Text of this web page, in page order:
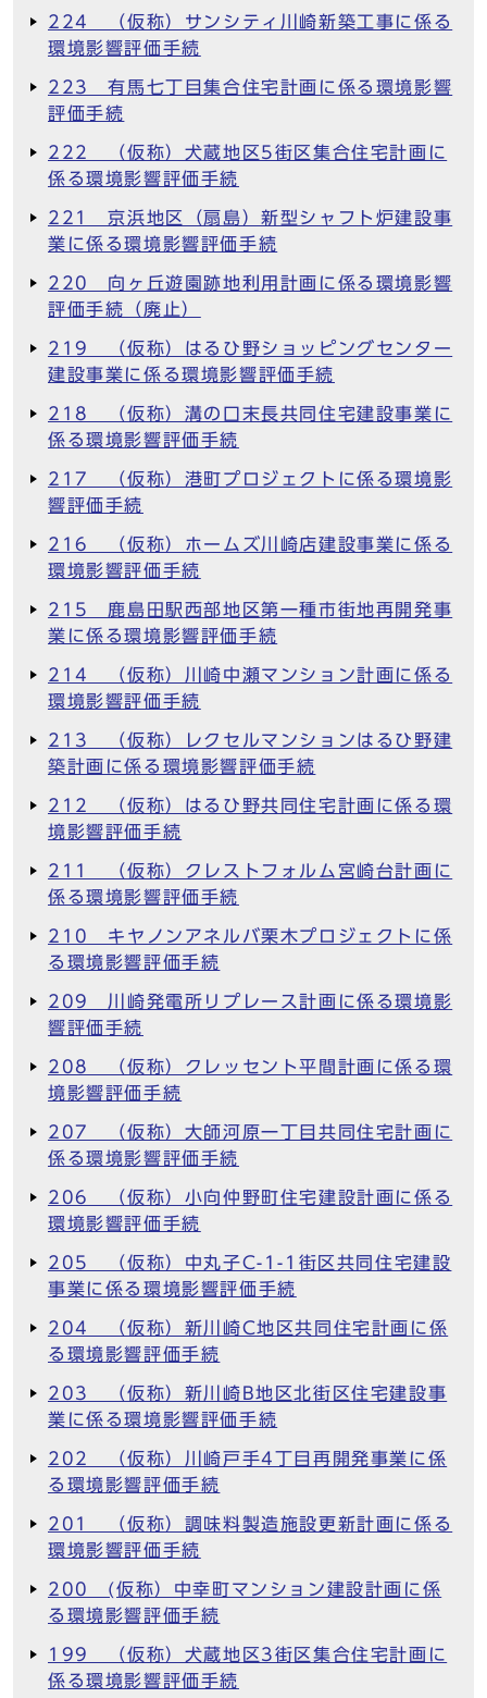
224 （仮称）サンシティ川崎新築工事に係る
環境影響評価手続
223 有馬七丁目集合住宅計画に係る環境影響
評価手続
222 （仮称）犬蔵地区5街区集合住宅計画に
係る環境影響評価手続
221 京浜地区（扇島）新型シャフト炉建設事
業に係る環境影響評価手続
220 向ヶ丘遊園跡地利用計画に係る環境影響
評価手続（廃止）
219 （仮称）はるひ野ショッピングセンター
建設事業に係る環境影響評価手続
218 （仮称）溝の口末長共同住宅建設事業に
係る環境影響評価手続
217 （仮称）港町プロジェクトに係る環境影
響評価手続
216 （仮称）ホームズ川崎店建設事業に係る
環境影響評価手続
215 鹿島田駅西部地区第一種市街地再開発事
業に係る環境影響評価手続
214 （仮称）川崎中瀬マンション計画に係る
環境影響評価手続
213 （仮称）レクセルマンションはるひ野建
築計画に係る環境影響評価手続
212 （仮称）はるひ野共同住宅計画に係る環
境影響評価手続
211 （仮称）クレストフォルム宮崎台計画に
係る環境影響評価手続
210 キヤノンアネルバ栗木プロジェクトに係
る環境影響評価手続
209 川崎発電所リプレース計画に係る環境影
響評価手続
208 （仮称）クレッセント平間計画に係る環
境影響評価手続
207 （仮称）大師河原一丁目共同住宅計画に
係る環境影響評価手続
206 （仮称）小向仲野町住宅建設計画に係る
環境影響評価手続
205 （仮称）中丸子C-1-1街区共同住宅建設
事業に係る環境影響評価手続
204 （仮称）新川崎C地区共同住宅計画に係
る環境影響評価手続
203 （仮称）新川崎B地区北街区住宅建設事
業に係る環境影響評価手続
202 （仮称）川崎戸手4丁目再開発事業に係
る環境影響評価手続
201 （仮称）調味料製造施設更新計画に係る
環境影響評価手続
200 (仮称）中幸町マンション建設計画に係
る環境影響評価手続
199 （仮称）犬蔵地区3街区集合住宅計画に
係る環境影響評価手続